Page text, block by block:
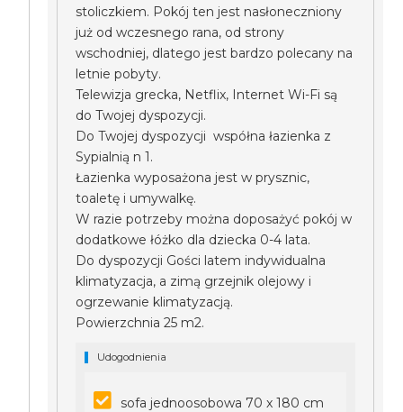
stoliczkiem. Pokój ten jest nasłoneczniony
już od wczesnego rana, od strony
wschodniej, dlatego jest bardzo polecany na
letnie pobyty.
Telewizja grecka, Netflix, Internet Wi-Fi są
do Twojej dyspozycji.
Do Twojej dyspozycji współna łazienka z
Sypialnią n 1.
Łazienka wyposażona jest w prysznic,
toaletę i umywalkę.
W razie potrzeby można doposażyć pokój w
dodatkowe łóżko dla dziecka 0-4 lata.
Do dyspozycji Gości latem indywidualna
klimatyzacja, a zimą grzejnik olejowy i
ogrzewanie klimatyzacją.
Powierzchnia 25 m2.
Udogodnienia
sofa jednoosobowa 70 x 180 cm